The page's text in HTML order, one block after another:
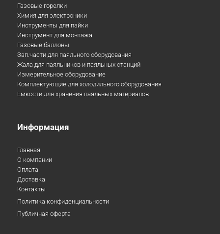
Газовые горелки
Химия для электроники
Инструменты для пайки
Инструмент для монтажа
Газовые баллоны
Зап.части для паяльного оборудования
Жала для паяльников и паяльных станций
Измерительное оборудование
Комплектующие для холодильного оборудования
Емкости для хранения паяльных материалов
Информация
Главная
О компании
Оплата
Доставка
Контакты
Политика конфиденциальности
Публичная оферта